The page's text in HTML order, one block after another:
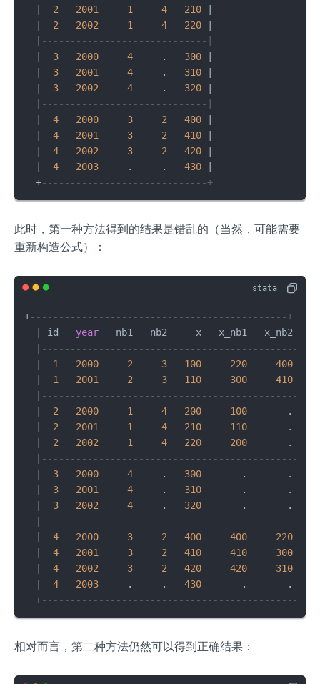
2 2001 1 4 210
2 2002 1 4 220
-----------------------------|
3 2000 4
     .
300
3 2001 4
     .
310
3 2002 4
     .
320
-----------------------------|
4 2000 3 2 400
4 2001 3 2 410
4 2002 3 2 420
4 2003
     .     .
430
+-----------------------------+
此时，第一种方法得到的结果是错乱的（当然，可能需要
重新构造公式）：
+---------------------------------------------+
id year
   nb1   nb2     x   x_nb1   x_nb2
---------------------------------------------|
1 2000 2 3 100 220 400
1 2001 2 3 110 300 410
---------------------------------------------|
2 2000 1 4 200 100
       .
2 2001 1 4 210 110
       .
2 2002 1 4 220 200
       .
---------------------------------------------|
3 2000 4
     .
300
       .       .
3 2001 4
     .
310
       .       .
3 2002 4
     .
320
       .       .
---------------------------------------------|
4 2000 3 2 400 400 220
4 2001 3 2 410 410 300
4 2002 3 2 420 420 310
4 2003
     .     .
430
       .       .
+---------------------------------------------+
相对而言，第二种方法仍然可以得到正确结果：